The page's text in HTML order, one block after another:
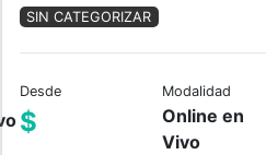
SIN CATEGORIZAR
Desde
$
Modalidad
Online en
Vivo